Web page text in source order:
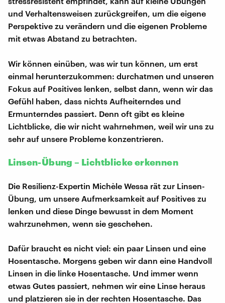
und Verhaltensweisen zurückgreifen, um die eigene
Perspektive zu verändern und die eigenen Probleme
mit etwas Abstand zu betrachten.
Wir können einüben, was wir tun können, um erst
einmal herunterzukommen: durchatmen und unseren
Fokus auf Positives lenken, selbst dann, wenn wir das
Gefühl haben, dass nichts Aufheiterndes und
Ermunterndes passiert. Denn oft gibt es kleine
Lichtblicke, die wir nicht wahrnehmen, weil wir uns zu
sehr auf unsere Probleme konzentrieren.
Linsen-Übung – Lichtblicke erkennen
Die Resilienz-Expertin Michèle Wessa rät zur Linsen-
Übung, um unsere Aufmerksamkeit auf Positives zu
lenken und diese Dinge bewusst in dem Moment
wahrzunehmen, wenn sie geschehen.
Dafür braucht es nicht viel: ein paar Linsen und eine
Hosentasche. Morgens geben wir dann eine Handvoll
Linsen in die linke Hosentasche. Und immer wenn
etwas Gutes passiert, nehmen wir eine Linse heraus
und platzieren sie in der rechten Hosentasche. Das